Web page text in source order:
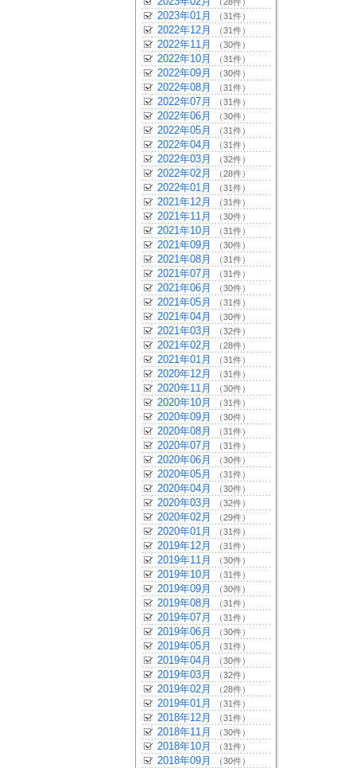
2023年01月 （31件）
2022年12月 （31件）
2022年11月 （30件）
2022年10月 （31件）
2022年09月 （30件）
2022年08月 （31件）
2022年07月 （31件）
2022年06月 （30件）
2022年05月 （31件）
2022年04月 （31件）
2022年03月 （32件）
2022年02月 （28件）
2022年01月 （31件）
2021年12月 （31件）
2021年11月 （30件）
2021年10月 （31件）
2021年09月 （30件）
2021年08月 （31件）
2021年07月 （31件）
2021年06月 （30件）
2021年05月 （31件）
2021年04月 （30件）
2021年03月 （32件）
2021年02月 （28件）
2021年01月 （31件）
2020年12月 （31件）
2020年11月 （30件）
2020年10月 （31件）
2020年09月 （30件）
2020年08月 （31件）
2020年07月 （31件）
2020年06月 （30件）
2020年05月 （31件）
2020年04月 （30件）
2020年03月 （32件）
2020年02月 （29件）
2020年01月 （31件）
2019年12月 （31件）
2019年11月 （30件）
2019年10月 （31件）
2019年09月 （30件）
2019年08月 （31件）
2019年07月 （31件）
2019年06月 （30件）
2019年05月 （31件）
2019年04月 （30件）
2019年03月 （32件）
2019年02月 （28件）
2019年01月 （31件）
2018年12月 （31件）
2018年11月 （30件）
2018年10月 （31件）
2018年09月 （30件）